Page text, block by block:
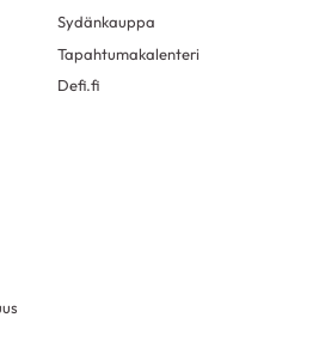
Sydänkauppa
Tapahtumakalenteri
Defi.fi